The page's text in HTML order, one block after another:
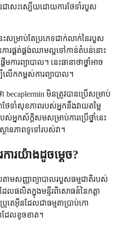
ជាសះស្បើយដោយការថែទាំរបួស
េះសម្រាប់តែប្រភេទជាក់លាក់នៃរបួស
ារផ្គត់ផ្គង់ឈាមល្អទៅកាន់តំបន់នោះ
ការព្យាបាល។ នេះធានាថាថ្នាំអាច
ើកកម្ពស់ការព្យាបាល។
មិនត្រូវបានប្រើសម្រាប់
ែទាំសុខភាពរបស់អ្នកនឹងវាយតម្លៃ
នកស័ក្តិសមសម្រាប់ការប្រើថ្នាំនេះ
ានភាពទូទៅរបស់វា។
រយ៉ាងដូចម្តេច?
តាមសញ្ញាព្យាបាលរបួសធម្មជាតិរបស់
ែលផលិតក្នុងមន្ទីរពិសោធន៍នៃកត្តា
តេអ៊ីនដែលជាធម្មតាប្រាប់កោ
ែលខូចខាត។